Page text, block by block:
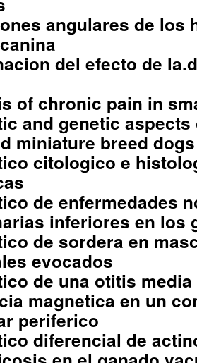
angulares de los
del efecto de
of chronic pain in
and genetic
miniature breed
citologico e
de enfermedades
inferiores en los
de sordera en
evocados
de una otitis
magnetica en un
periferico
diferencial de